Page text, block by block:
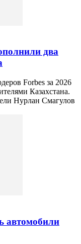
два
Forbes за 2026
Казахстана.
Нурлан Смагулов
автомобили